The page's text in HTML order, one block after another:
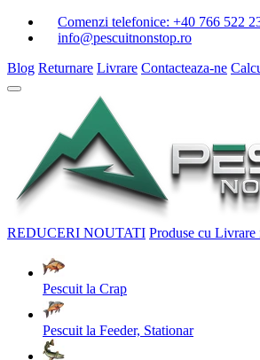
Comenzi telefonice: +40 766 522
info@pescuitnonstop.ro
Blog Returnare Livrare Contacteaza-ne
REDUCERI NOUTATI Produse cu
Pescuit la Crap
Pescuit la Feeder, Stationar